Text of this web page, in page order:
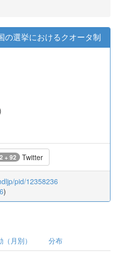
の選挙におけるクオータ制
+ 92 Twitter
pid/12358236
)
（月別） 分布